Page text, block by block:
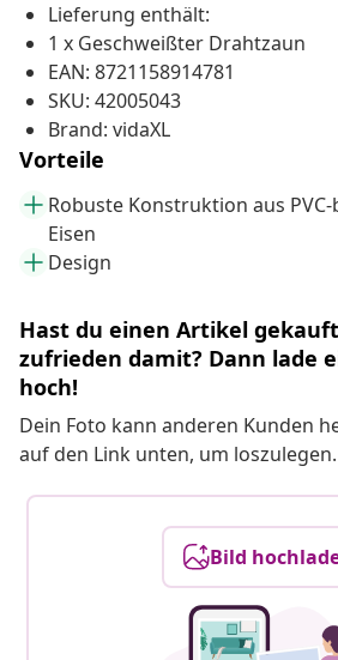
Lieferung enthält:
1 x Geschweißter Drahtzaun
EAN: 8721158914781
SKU: 42005043
Brand: vidaXL
Vorteile
Robuste Konstruktion aus
Eisen
Design
Hast du einen Artikel
zufrieden damit? Dann lade
hoch!
Dein Foto kann anderen Kunden
auf den Link unten, um loszulegen.
Bild